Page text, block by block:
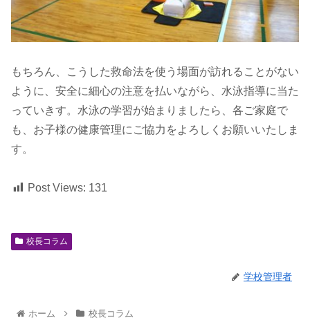
もちろん、こうした救命法を使う場面が訪れることがない
ように、安全に細心の注意を払いながら、水泳指導に当た
っていきす。水泳の学習が始まりましたら、各ご家庭で
も、お子様の健康管理にご協力をよろしくお願いいたしま
す。
Post Views: 131
校長コラム
学校管理者
ホーム 校長コラム